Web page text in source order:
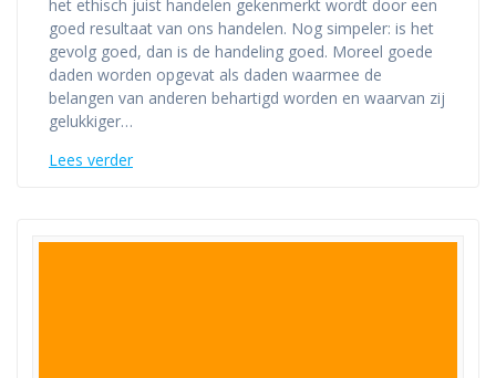
het ethisch juist handelen gekenmerkt wordt door een
goed resultaat van ons handelen. Nog simpeler: is het
gevolg goed, dan is de handeling goed. Moreel goede
daden worden opgevat als daden waarmee de
belangen van anderen behartigd worden en waarvan zij
gelukkiger…
Lees verder